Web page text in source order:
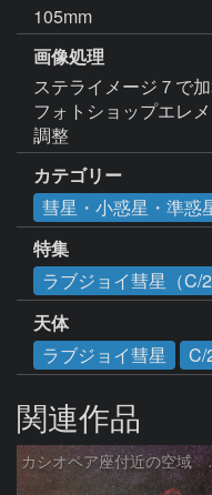
105mm
画像処理
ステライメージ７で
フォトショップエレ
カテゴリー
彗星・小惑星・準惑
特集
ラブジョイ彗星（C/
天体
ラブジョイ彗星
C/
関連作品
カシ